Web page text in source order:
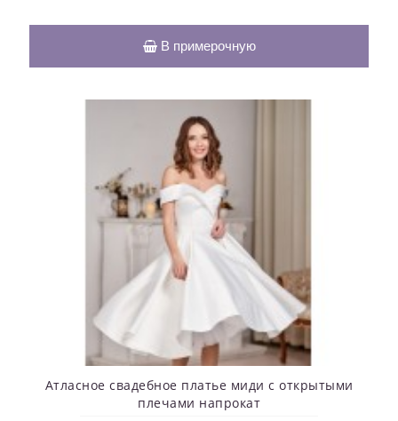
В примерочную
Атласное свадебное платье миди с открытыми
плечами напрокат